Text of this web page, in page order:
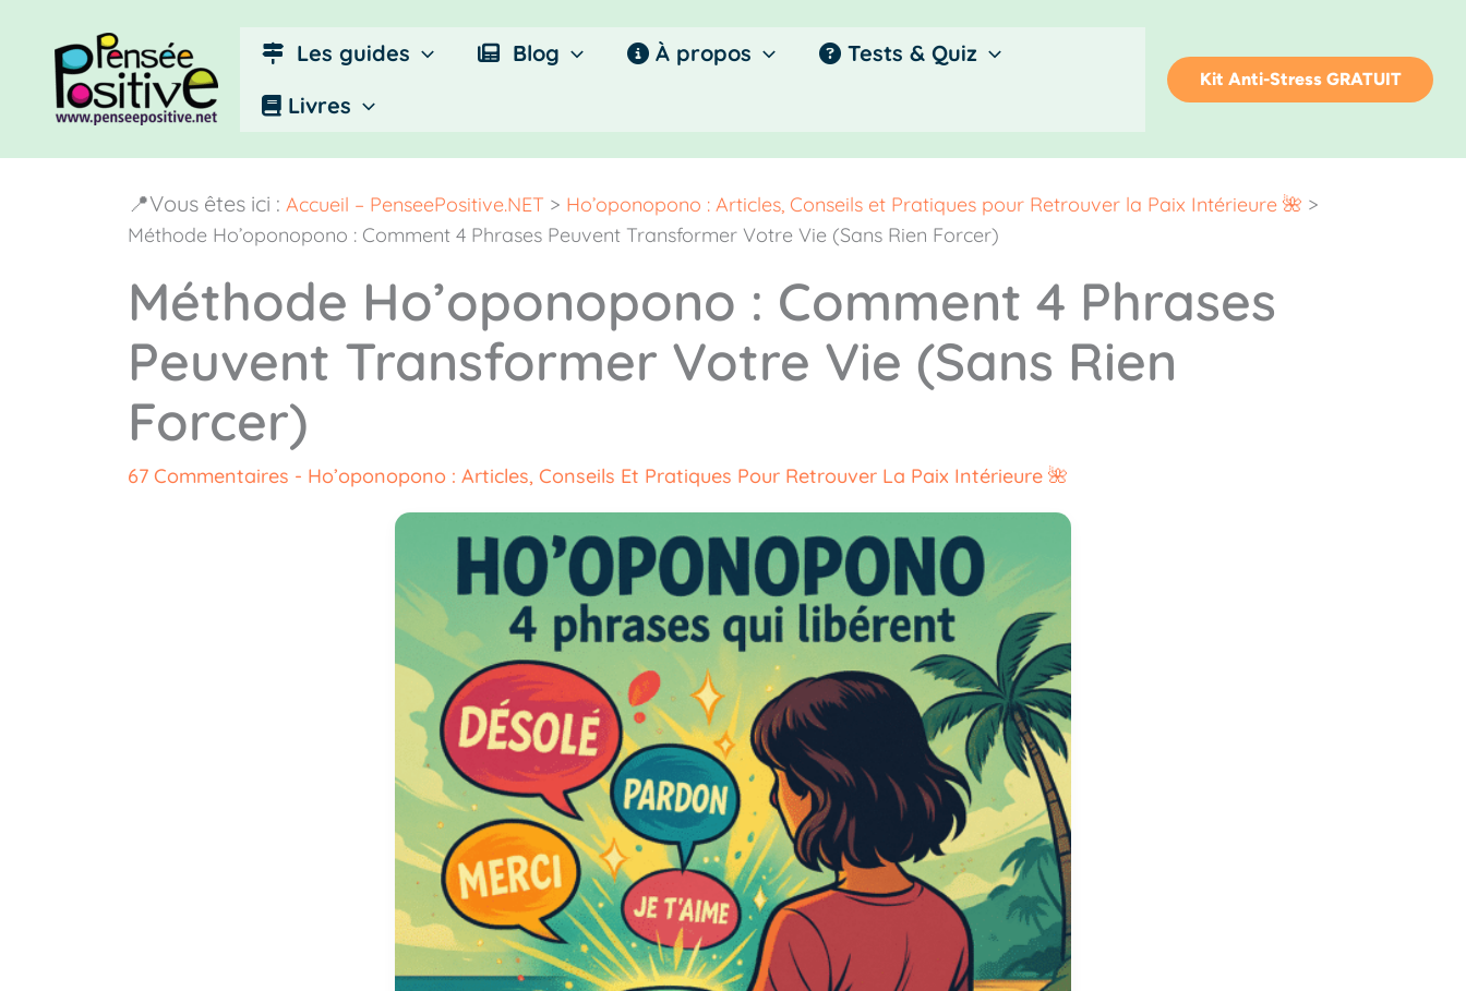
contenu
Les guides Blog À propos
Tests & Quiz
Livres
Kit Anti-Stress GRATUIT
📍Vous êtes ici : Accueil – PenseePositive.NET > Ho’oponopono : Articles, Conseils et Pratiques pour Retrouver la Paix Intérieure 🌺 >
Méthode Ho’oponopono : Comment 4 Phrases Peuvent Transformer Votre Vie (Sans Rien Forcer)
Méthode Ho’oponopono : Comment 4 Phrases
Peuvent Transformer Votre Vie (Sans Rien
Forcer)
67 Commentaires - Ho’oponopono : Articles, Conseils Et Pratiques Pour Retrouver La Paix Intérieure 🌺